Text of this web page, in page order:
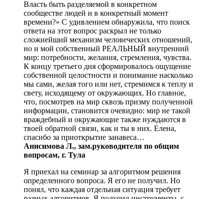
Власть быть разделяемой в конкретном
сообществе людей и в конкретный момент
времени?» С удивлением обнаружила, что поиск
ответа на этот вопрос раскрыл не только
сложнейший механизм человеческих отношений,
но и мой собственный РЕАЛЬНЫЙ внутренний
мир: потребности, желания, стремления, чувства.
К концу третьего дня сформировалось ощущение
собственной целостности и понимание насколько
мы сами, желая того или нет, стремимся к теплу и
свету, исходящему от окружающих. Но главное,
что, посмотрев на мир сквозь призму полученной
информации, становится очевидно: мир не такой
враждебный и окружающие также нуждаются в
твоей обратной связи, как и ты в них. Елена,
спасибо за приоткрытие занавеса…
Анисимова Л., зам.руководителя по общим
вопросам, г. Тула
Я приехал на семинар за алгоритмом решения
определенного вопроса. Я его не получил. Но
понял, что каждая отдельная ситуация требует